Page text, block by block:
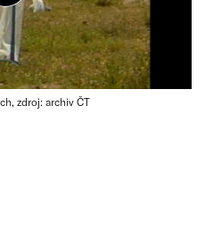
zdroj: archiv ČT